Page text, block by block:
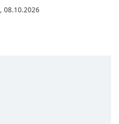
, 08.10.2026